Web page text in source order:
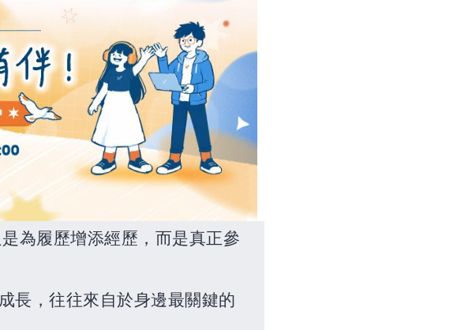
為履歷增添經歷，而是真正參
長，往往來自於身邊最關鍵的